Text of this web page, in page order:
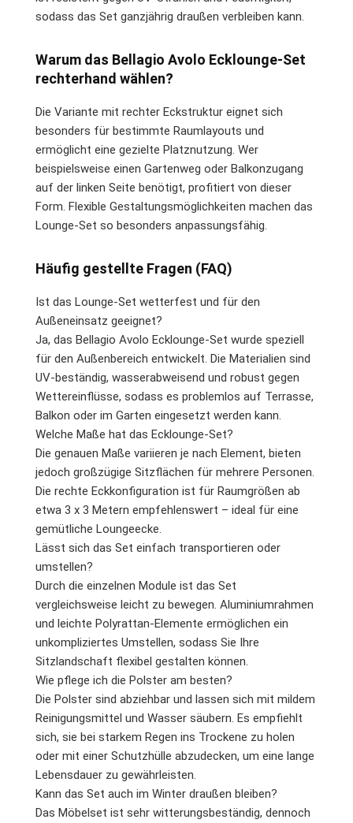
sodass das Set ganzjährig draußen verbleiben kann.
Warum das Bellagio Avolo Ecklounge-Set
rechterhand wählen?
Die Variante mit rechter Eckstruktur eignet sich
besonders für bestimmte Raumlayouts und
ermöglicht eine gezielte Platznutzung. Wer
beispielsweise einen Gartenweg oder Balkonzugang
auf der linken Seite benötigt, profitiert von dieser
Form. Flexible Gestaltungsmöglichkeiten machen das
Lounge-Set so besonders anpassungsfähig.
Häufig gestellte Fragen (FAQ)
Ist das Lounge-Set wetterfest und für den
Außeneinsatz geeignet?
Ja, das Bellagio Avolo Ecklounge-Set wurde speziell
für den Außenbereich entwickelt. Die Materialien sind
UV-beständig, wasserabweisend und robust gegen
Wettereinflüsse, sodass es problemlos auf Terrasse,
Balkon oder im Garten eingesetzt werden kann.
Welche Maße hat das Ecklounge-Set?
Die genauen Maße variieren je nach Element, bieten
jedoch großzügige Sitzflächen für mehrere Personen.
Die rechte Eckkonfiguration ist für Raumgrößen ab
etwa 3 x 3 Metern empfehlenswert – ideal für eine
gemütliche Loungeecke.
Lässt sich das Set einfach transportieren oder
umstellen?
Durch die einzelnen Module ist das Set
vergleichsweise leicht zu bewegen. Aluminiumrahmen
und leichte Polyrattan-Elemente ermöglichen ein
unkompliziertes Umstellen, sodass Sie Ihre
Sitzlandschaft flexibel gestalten können.
Wie pflege ich die Polster am besten?
Die Polster sind abziehbar und lassen sich mit mildem
Reinigungsmittel und Wasser säubern. Es empfiehlt
sich, sie bei starkem Regen ins Trockene zu holen
oder mit einer Schutzhülle abzudecken, um eine lange
Lebensdauer zu gewährleisten.
Kann das Set auch im Winter draußen bleiben?
Das Möbelset ist sehr witterungsbeständig, dennoch